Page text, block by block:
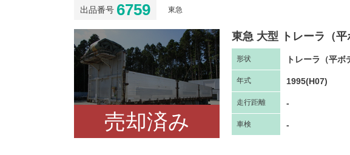
出品番号 6759 東急
売却済み
東急 大型 トレーラ（
形状 トレーラ（平ボ
年式 1995(H07)
走行距離 -
車検 -